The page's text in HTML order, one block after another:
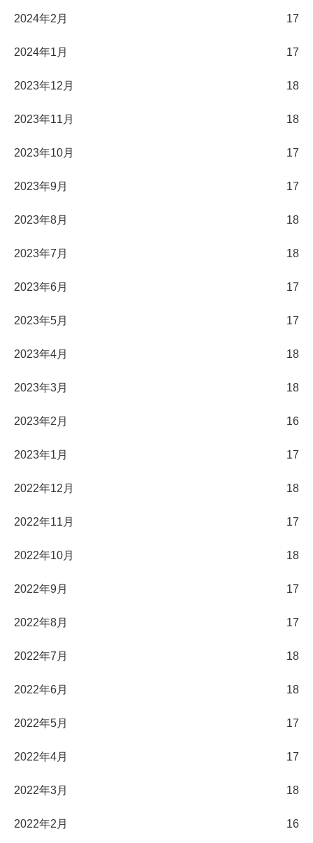
2024年2月 17
2024年1月 17
2023年12月 18
2023年11月 18
2023年10月 17
2023年9月 17
2023年8月 18
2023年7月 18
2023年6月 17
2023年5月 17
2023年4月 18
2023年3月 18
2023年2月 16
2023年1月 17
2022年12月 18
2022年11月 17
2022年10月 18
2022年9月 17
2022年8月 17
2022年7月 18
2022年6月 18
2022年5月 17
2022年4月 17
2022年3月 18
2022年2月 16